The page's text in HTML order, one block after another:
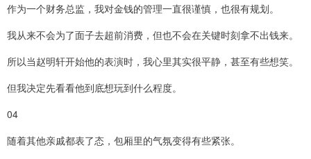
作为一个财务总监，我对金钱的管理一直很谨慎，也很有规划。
我从来不会为了面子去超前消费，但也不会在关键时刻拿不出钱来。
所以当赵明轩开始他的表演时，我心里其实很平静，甚至有些想笑。
但我决定先看看他到底想玩到什么程度。
04
随着其他亲戚都表了态，包厢里的气氛变得有些紧张。